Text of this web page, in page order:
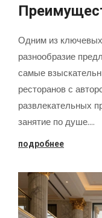
Одним из
разнообразие
самые
ресторанов с
развлекательных
занятие по душе.…
подробнее